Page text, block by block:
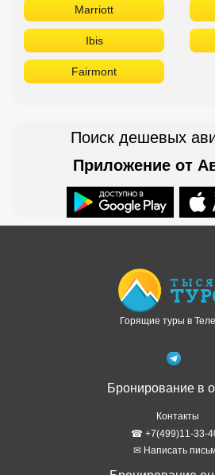
Marriott
Ibis
Fairmont
Поиск дешевых
Приложение от
Горящие туры в
Бронирование в
Контакты
☎ +7(499)11-33-
✉ Написать